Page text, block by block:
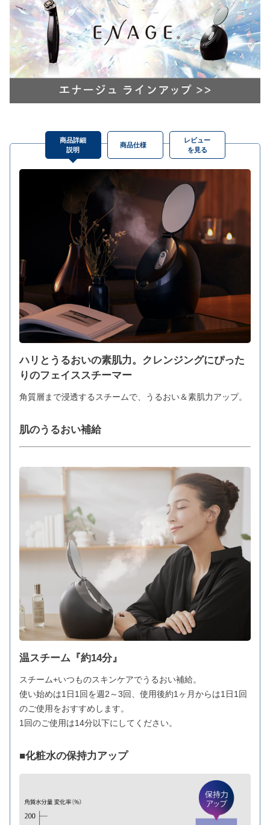
商品詳細
説明
ハリとうるおいの素肌力。クレンジングにぴった
りのフェイススチーマー
角質層まで浸透するスチームで、うるおい＆素肌力アップ。
肌のうるおい補給
温スチーム『約14分』
スチーム+いつものスキンケアでうるおい補給。
使い始めは1日1回を週2～3回、使用後約1ヶ月からは1日1回
のご使用をおすすめします。
1回のご使用は14分以下にしてください。
■化粧水の保持力アップ
商品仕様
レビュー
を見る